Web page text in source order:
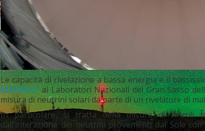
Le capacità di rivelazione a bassa energia e il
XENONnTai Laboratori Nazionali del Gran Sasso
misura di neutrini solari da parte di un rivelatore di
In particolare, si tratta della misura di rinculi
dall’interazione dei neutrini provenienti dal Sole